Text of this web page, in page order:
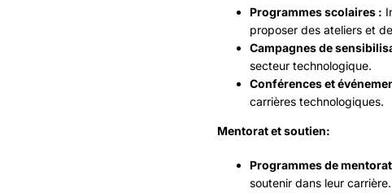
Programmes scolaires :
proposer des ateliers et
Campagnes de
secteur technologique.
Conférences et
carrières technologiques.
Mentorat et soutien:
Programmes de
soutenir dans leur carrière.